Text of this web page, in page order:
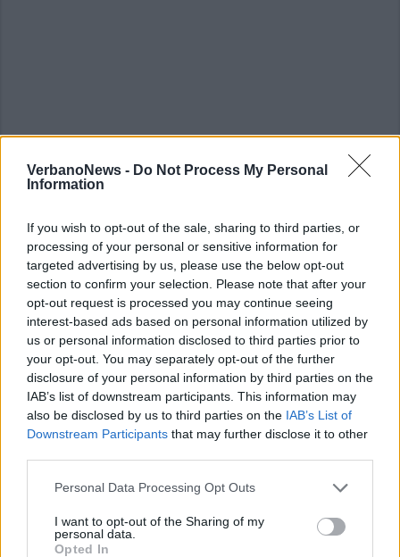
VerbanoNews - Do Not Process My Personal
Information
If you wish to opt-out of the sale, sharing to third parties, or
processing of your personal or sensitive information for
targeted advertising by us, please use the below opt-out
section to confirm your selection. Please note that after your
opt-out request is processed you may continue seeing
interest-based ads based on personal information utilized by
us or personal information disclosed to third parties prior to
your opt-out. You may separately opt-out of the further
disclosure of your personal information by third parties on the
IAB’s list of downstream participants. This information may
also be disclosed by us to third parties on the IAB’s List of
Downstream Participants that may further disclose it to other
Personal Data Processing Opt Outs
I want to opt-out of the Sharing of my
personal data.
Opted In
Morto l’anziano investito da
un’auto a Melano in Canton Ticino